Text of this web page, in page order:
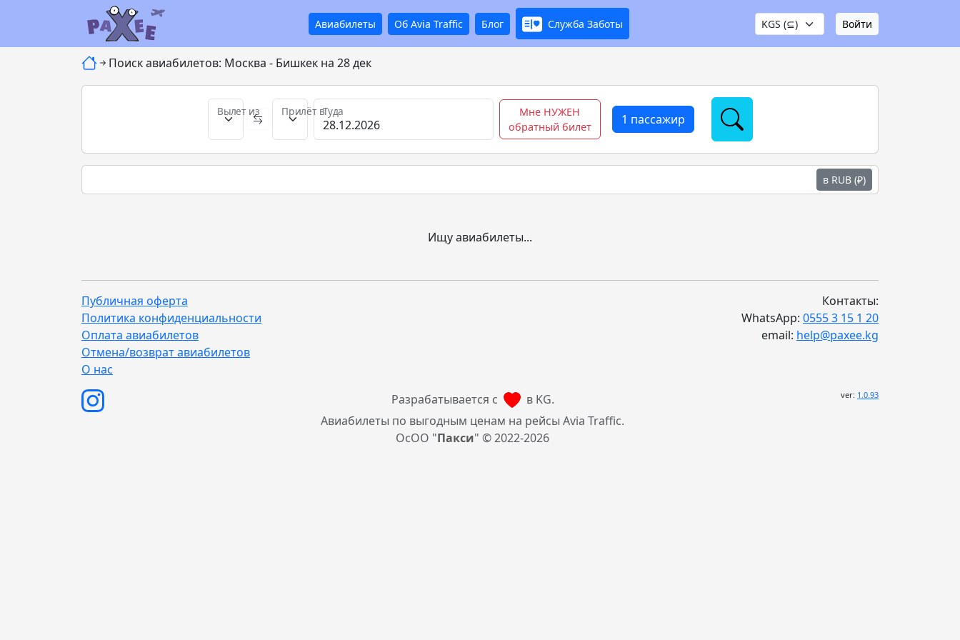
Авиабилеты Об Avia Traffic Блог Служба Заботы Войти
Поиск авиабилетов: Москва - Бишкек на 28 дек
Вылет из Прилёт вТуда
Мне НУЖЕН
обратный билет
1 пассажир
в RUB (₽)
Ищу авиабилеты...
Публичная оферта
Политика конфиденциальности
Оплата авиабилетов
Отмена/возврат авиабилетов
О нас
Контакты:
WhatsApp: 0555 3 15 1 20
email: help@paxee.kg
Разрабатывается с
в KG.
Авиабилеты по выгодным ценам на рейсы Avia Traffic.
ОсОО "Пакси" © 2022-2026
ver: 1.0.93